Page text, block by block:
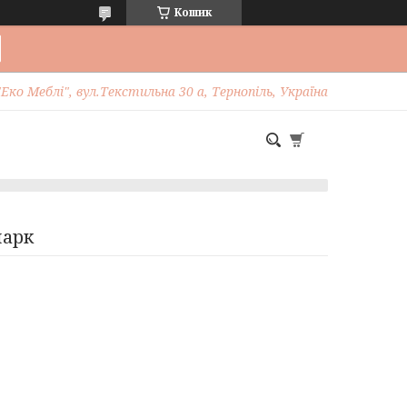
Кошик
Меблі", вул.Текстильна 30 а, Тернопіль, Україна